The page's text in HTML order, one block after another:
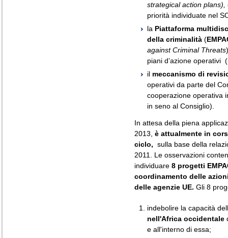
strategical action plans),
priorità individuate nel
la Piattaforma
della criminalità (
against Criminal Threats
piani d’azione operativi
il meccanismo di
operativi da parte del
cooperazione operativa
in seno al Consiglio).
In attesa della piena
2013, è attualmente in
ciclo, sulla base della
2011. Le osservazioni
individuare 8 progetti
coordinamento delle
delle agenzie UE. Gli 8
indebolire la capacità
nell'Africa occidentale
e all'interno di essa;